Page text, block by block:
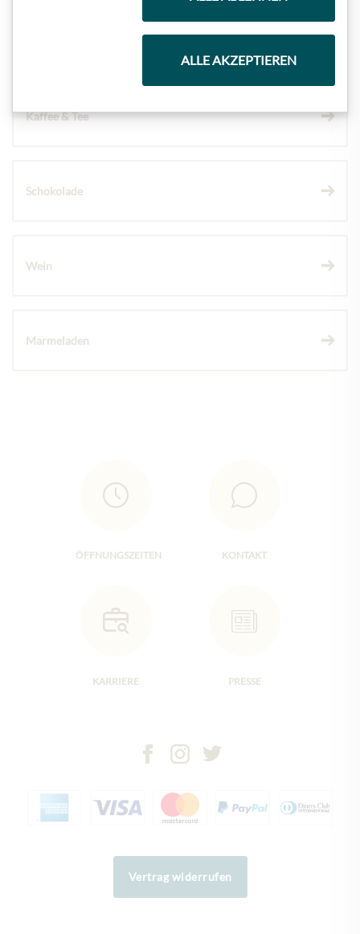
Kaffee & Tee
Schokolade
Wein
Marmeladen
ÖFFNUNGSZEITEN KONTAKT
KARRIERE PRESSE
Vertrag widerrufen
ALLE AKZEPTIEREN